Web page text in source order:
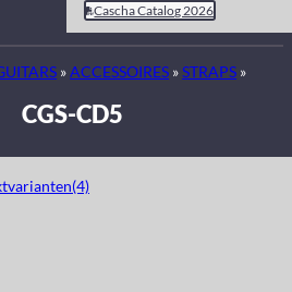
Cascha Catalog 2026
»ACCESSOIRES »STRAPS »
CGS-CD5